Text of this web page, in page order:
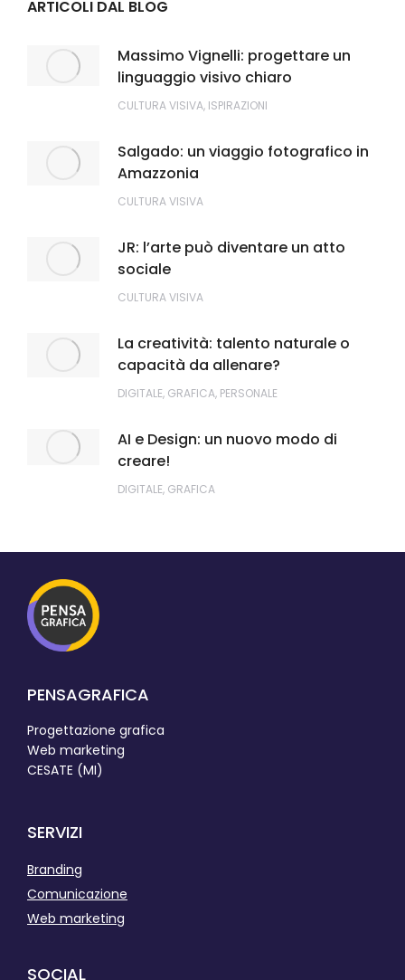
ARTICOLI DAL BLOG
Massimo Vignelli: progettare un
linguaggio visivo chiaro
CULTURA VISIVA, ISPIRAZIONI
Salgado: un viaggio fotografico in
Amazzonia
CULTURA VISIVA
JR: l’arte può diventare un atto
sociale
CULTURA VISIVA
La creatività: talento naturale o
capacità da allenare?
DIGITALE, GRAFICA, PERSONALE
AI e Design: un nuovo modo di
creare!
DIGITALE, GRAFICA
PENSAGRAFICA
Progettazione grafica
Web marketing
CESATE (MI)
SERVIZI
Branding
Comunicazione
Web marketing
SOCIAL